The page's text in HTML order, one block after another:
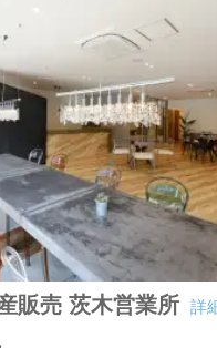
販売 茨木営業所 詳